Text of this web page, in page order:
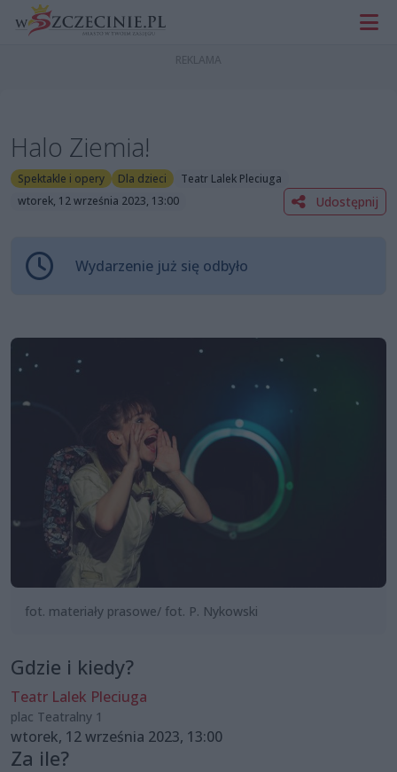
Halo Ziemia!
Spektakle i opery Dla dzieci
Teatr Lalek Pleciuga
wtorek, 12 września 2023, 13:00
Udostępnij
Wydarzenie już się odbyło
fot. materiały prasowe/ fot. P. Nykowski
Gdzie i kiedy?
Teatr Lalek Pleciuga
plac Teatralny 1
wtorek, 12 września 2023, 13:00
Za ile?